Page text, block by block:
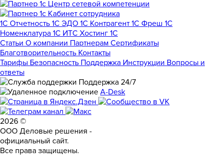
1С Отчетность 1С ЭДО 1С Контрагент 1С Фреш 1С
Номенклатура 1С ИТС Хостинг 1С
Статьи О компании Партнерам Сертификаты
Благотворительность Контакты
Тарифы Безопасность Поддержка Инструкции Вопросы и
ответы
Поддержка 24/7
A-Desk
2026 ©
ООО Деловые решения -
официальный сайт.
Все права защищены.